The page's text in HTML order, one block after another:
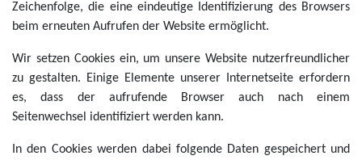
Zeichenfolge, die eine eindeutige Identifizierung des Browsers
beim erneuten Aufrufen der Website ermöglicht.
Wir setzen Cookies ein, um unsere Website nutzerfreundlicher
zu gestalten. Einige Elemente unserer Internetseite erfordern
es, dass der aufrufende Browser auch nach einem
Seitenwechsel identifiziert werden kann.
In den Cookies werden dabei folgende Daten gespeichert und